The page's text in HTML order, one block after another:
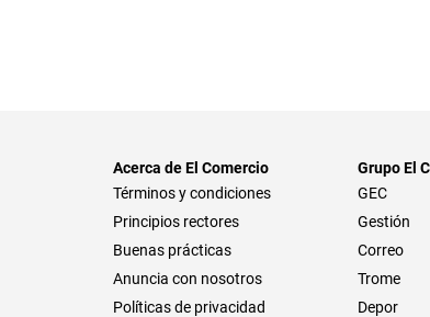
Acerca de El Comercio
Términos y condiciones
Principios rectores
Buenas prácticas
Anuncia con nosotros
Políticas de privacidad
Grupo El
GEC
Gestión
Correo
Trome
Depor